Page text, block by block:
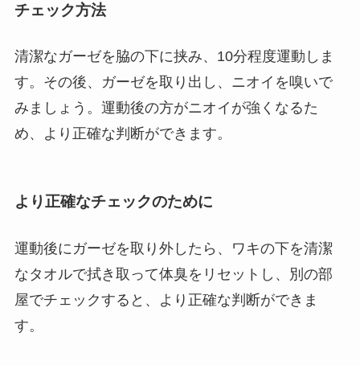
チェック方法
清潔なガーゼを脇の下に挟み、10分程度運動しま
す。その後、ガーゼを取り出し、ニオイを嗅いで
みましょう。運動後の方がニオイが強くなるた
め、より正確な判断ができます。
より正確なチェックのために
運動後にガーゼを取り外したら、ワキの下を清潔
なタオルで拭き取って体臭をリセットし、別の部
屋でチェックすると、より正確な判断ができま
す。